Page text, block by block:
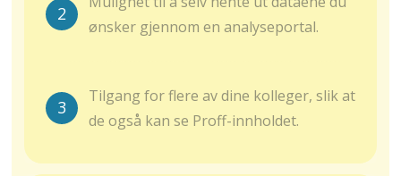
2
ønsker gjennom en analyseportal.
3
Tilgang for flere av dine kolleger, slik at
de også kan se Proff-innholdet.